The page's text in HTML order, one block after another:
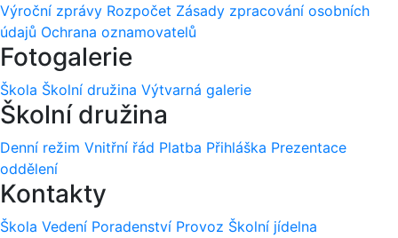
Výroční zprávy Rozpočet Zásady zpracování osobních
údajů Ochrana oznamovatelů
Fotogalerie
Škola Školní družina Výtvarná galerie
Školní družina
Denní režim Vnitřní řád Platba Přihláška Prezentace
oddělení
Kontakty
Škola Vedení Poradenství Provoz Školní jídelna